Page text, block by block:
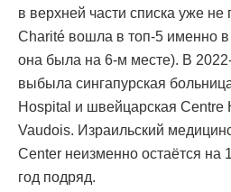
в верхней части списка уже
Charité вошла в топ-5 именно в
она была на 6-м месте). В
выбыла сингапурская
Hospital и швейцарская Centre
Vaudois. Израильский
Center неизменно остаётся на
год подряд.